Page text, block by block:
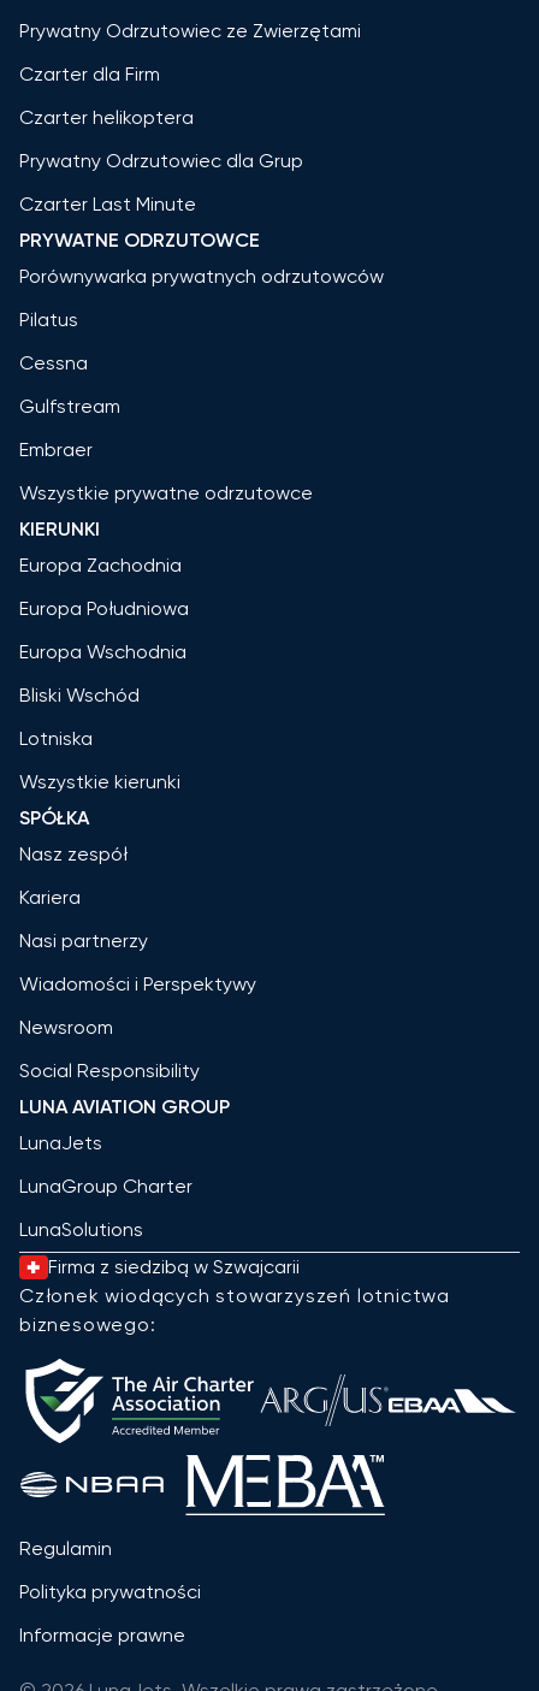
Prywatny Odrzutowiec ze Zwierzętami
Czarter dla Firm
Czarter helikoptera
Prywatny Odrzutowiec dla Grup
Czarter Last Minute
PRYWATNE ODRZUTOWCE
Porównywarka prywatnych odrzutowców
Pilatus
Cessna
Gulfstream
Embraer
Wszystkie prywatne odrzutowce
KIERUNKI
Europa Zachodnia
Europa Południowa
Europa Wschodnia
Bliski Wschód
Lotniska
Wszystkie kierunki
SPÓŁKA
Nasz zespół
Kariera
Nasi partnerzy
Wiadomości i Perspektywy
Newsroom
Social Responsibility
LUNA AVIATION GROUP
LunaJets
LunaGroup Charter
LunaSolutions
Firma z siedzibą w Szwajcarii
Członek wiodących stowarzyszeń lotnictwa
biznesowego:
Regulamin
Polityka prywatności
Informacje prawne